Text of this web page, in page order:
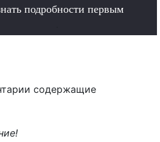
подробности первым
содержащие